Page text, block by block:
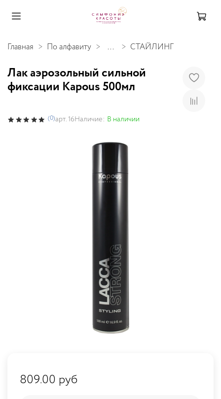
Главная По алфавиту ... СТАЙЛИНГ
Лак аэрозольный сильной
фиксации Kapous 500мл
(0)арт.16Наличие: В наличии
809.00 руб